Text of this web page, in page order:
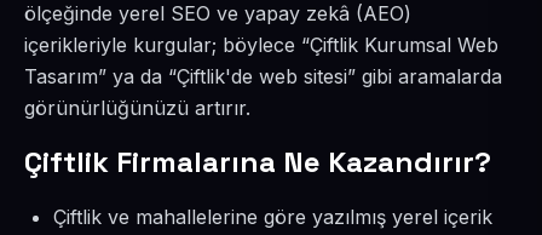
ölçeğinde yerel SEO ve yapay zekâ (AEO)
içerikleriyle kurgular; böylece “Çiftlik Kurumsal Web
Tasarım” ya da “Çiftlik'de web sitesi” gibi aramalarda
görünürlüğünüzü artırır.
Çiftlik Firmalarına Ne Kazandırır?
Çiftlik ve mahallelerine göre yazılmış yerel içerik